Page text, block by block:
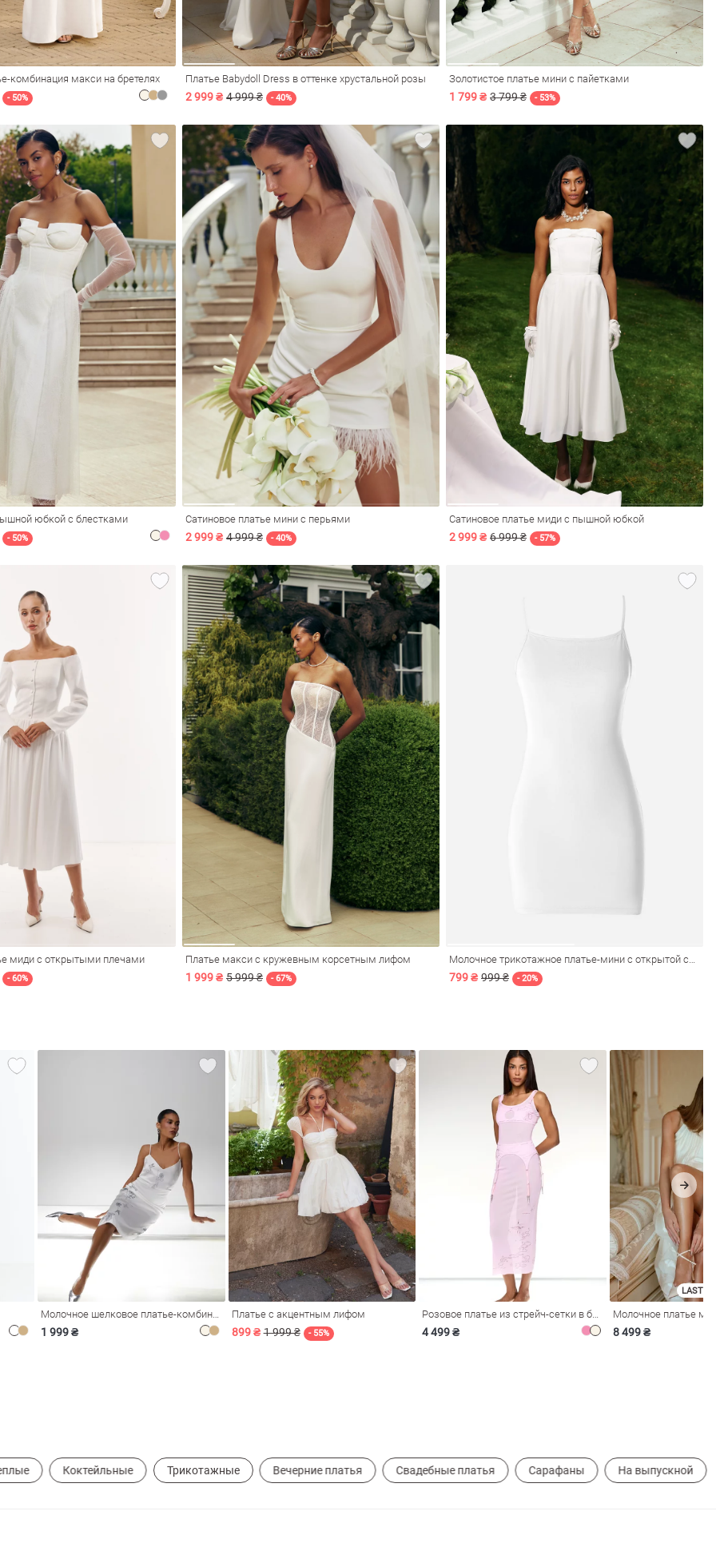
комбинация макси на бретелях
- 50%
Платье Babydoll Dress в оттенке хрустальной розы
2 999 ₴ 4 999 ₴ - 40%
Золотистое платье мини с пайетками
1 799 ₴ 3 799 ₴ - 53%
юбкой с блестками
- 50%
Сатиновое платье мини с перьями
2 999 ₴ 4 999 ₴ - 40%
Сатиновое платье миди с пышной юбкой
2 999 ₴ 6 999 ₴ - 57%
миди с открытыми плечами
- 60%
Платье макси с кружевным корсетным лифом
1 999 ₴ 5 999 ₴ - 67%
Молочное трикотажное платье-мини с открытой спиной
799 ₴ 999 ₴ - 20%
1 999 ₴
Платье с акцентным лифом
899 ₴ 1 999 ₴ - 55% 4 499 ₴
LAST
8 499 ₴
Коктейльные Трикотажные Вечерние платья Свадебные платья Сарафаны На выпускной